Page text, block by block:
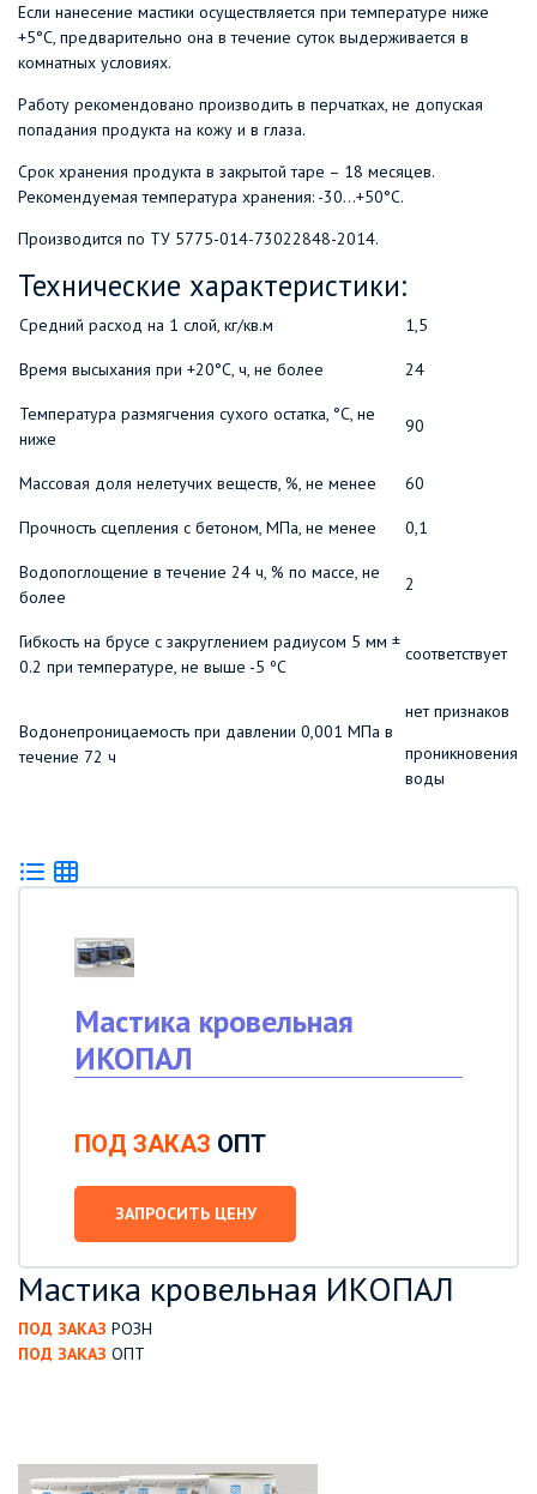
Если нанесение мастики осуществляется при температуре ниже
+5°С, предварительно она в течение суток выдерживается в
комнатных условиях.
Работу рекомендовано производить в перчатках, не допуская
попадания продукта на кожу и в глаза.
Срок хранения продукта в закрытой таре – 18 месяцев.
Рекомендуемая температура хранения: -30…+50°С.
Производится по ТУ 5775-014-73022848-2014.
Технические характеристики:
Средний расход на 1 слой, кг/кв.м 1,5
Время высыхания при +20°С, ч, не более 24
Температура размягчения сухого остатка, °С, не
ниже
90
Массовая доля нелетучих веществ, %, не менее 60
Прочность сцепления с бетоном, МПа, не менее 0,1
Водопоглощение в течение 24 ч, % по массе, не
более
2
Гибкость на брусе с закруглением радиусом 5 мм ±
0.2 при температуре, не выше -5 ºС
соответствует
Водонепроницаемость при давлении 0,001 МПа в
течение 72 ч
нет признаков
проникновения
воды
Мастика кровельная
ИКОПАЛ
ПОД ЗАКАЗ ОПТ
ЗАПРОСИТЬ ЦЕНУ
Мастика кровельная ИКОПАЛ
ПОД ЗАКАЗ РОЗН
ПОД ЗАКАЗ ОПТ